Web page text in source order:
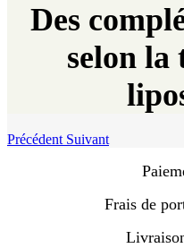
Des
selon la
Précédent Suivant
Frais de